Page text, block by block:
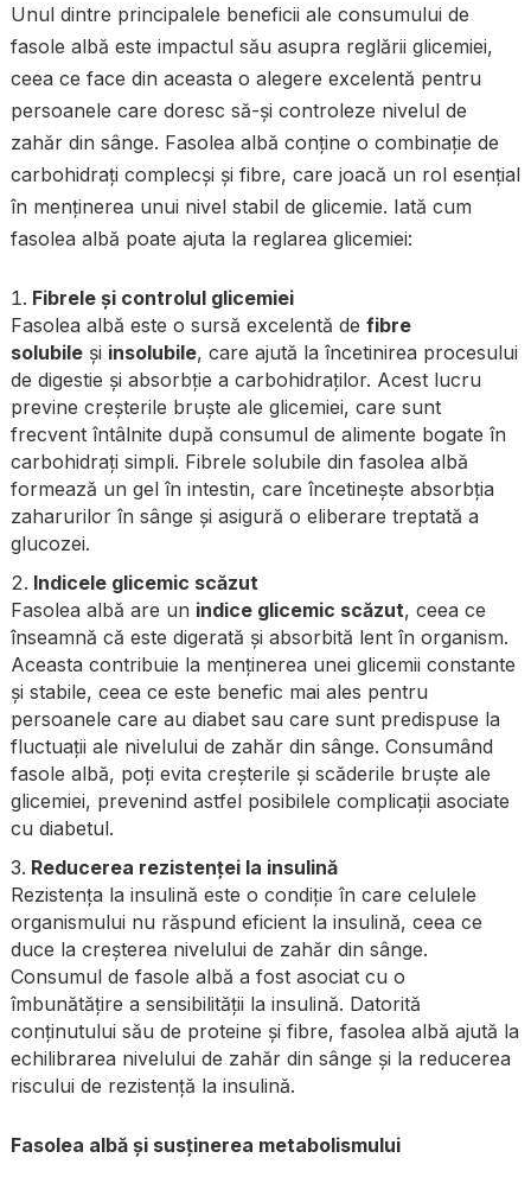
Unul dintre principalele beneficii ale consumului de
fasole albă este impactul său asupra reglării glicemiei,
ceea ce face din aceasta o alegere excelentă pentru
persoanele care doresc să-și controleze nivelul de
zahăr din sânge. Fasolea albă conține o combinație de
carbohidrați complecși și fibre, care joacă un rol esențial
în menținerea unui nivel stabil de glicemie. Iată cum
fasolea albă poate ajuta la reglarea glicemiei:
Fibrele și controlul glicemiei
Fasolea albă este o sursă excelentă de fibre
solubileși insolubile, care ajută la încetinirea procesului
de digestie și absorbție a carbohidraților. Acest lucru
previne creșterile bruște ale glicemiei, care sunt
frecvent întâlnite după consumul de alimente bogate în
carbohidrați simpli. Fibrele solubile din fasolea albă
formează un gel în intestin, care încetinește absorbția
zaharurilor în sânge și asigură o eliberare treptată a
glucozei.
Indicele glicemic scăzut
Fasolea albă are un indice glicemic scăzut, ceea ce
înseamnă că este digerată și absorbită lent în organism.
Aceasta contribuie la menținerea unei glicemii constante
și stabile, ceea ce este benefic mai ales pentru
persoanele care au diabet sau care sunt predispuse la
fluctuații ale nivelului de zahăr din sânge. Consumând
fasole albă, poți evita creșterile și scăderile bruște ale
glicemiei, prevenind astfel posibilele complicații asociate
cu diabetul.
Reducerea rezistenței la insulină
Rezistența la insulină este o condiție în care celulele
organismului nu răspund eficient la insulină, ceea ce
duce la creșterea nivelului de zahăr din sânge.
Consumul de fasole albă a fost asociat cu o
îmbunătățire a sensibilității la insulină. Datorită
conținutului său de proteine și fibre, fasolea albă ajută la
echilibrarea nivelului de zahăr din sânge și la reducerea
riscului de rezistență la insulină.
Fasolea albă și susținerea metabolismului